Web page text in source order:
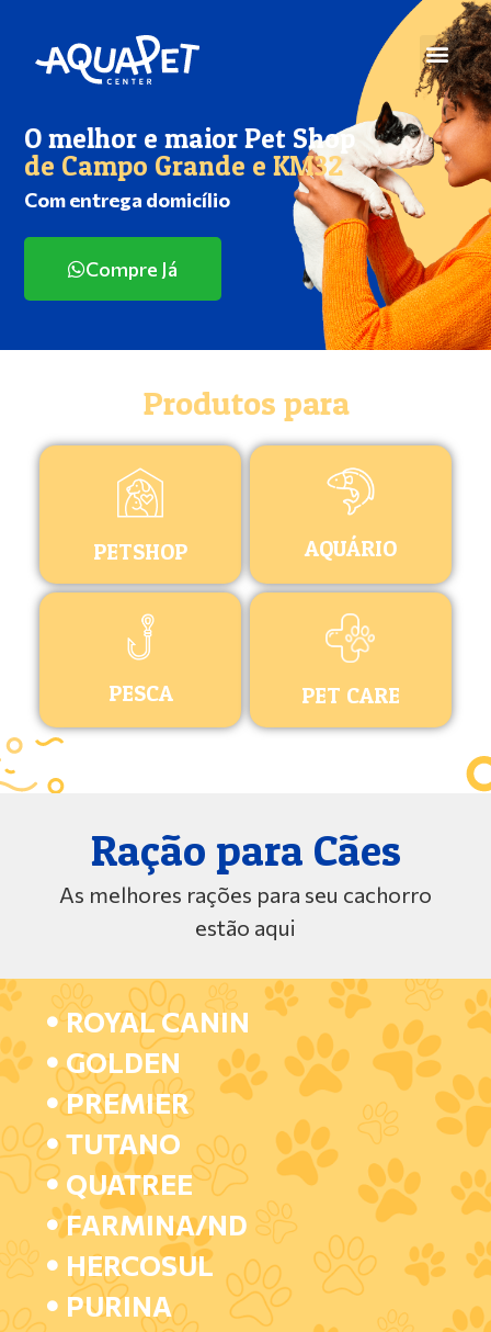
O melhor e maior Pet Shop
de Campo Grande e KM32
Com entrega domicílio
Compre Já
Produtos para
PETSHOP AQUÁRIO
PESCA PET CARE
Ração para Cães
As melhores rações para seu cachorro
estão aqui
ROYAL CANIN
GOLDEN
PREMIER
TUTANO
QUATREE
FARMINA/ND
HERCOSUL
PURINA